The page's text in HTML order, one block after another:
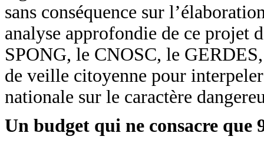
sans conséquence sur
analyse approfondie de ce
SPONG, le CNOSC, le
de veille citoyenne pour
nationale sur le caractère
Un budget qui ne consacre que